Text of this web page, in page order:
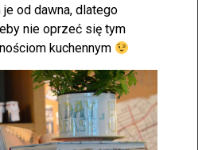
od dawna, dlatego
nie oprzeć się tym
kuchennym